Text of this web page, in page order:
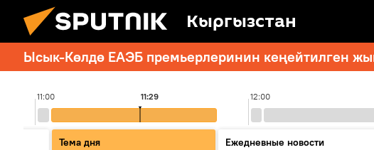
Кыргызстан
Ысык-Көлдө ЕАЭБ премьерлеринин кеңейтилген
11:00 12:00
11:29
Тема дня
Ежедневные новости